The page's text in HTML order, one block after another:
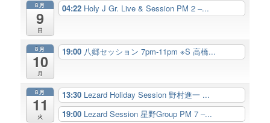
8月
9
日
04:22 Holy J Gr. Live & Session PM 2 –...
8月
10
月
19:00 八郷セッション 7pm-11pm ※S 高橋...
8月
11
火
13:30 Lezard Holiday Session 野村進一 ...
19:00 Lezard Session 星野Group PM 7 –...